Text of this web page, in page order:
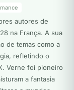
autores de
na França. A sua
de temas como a
refletindo o
Verne foi pioneiro
a fantasia